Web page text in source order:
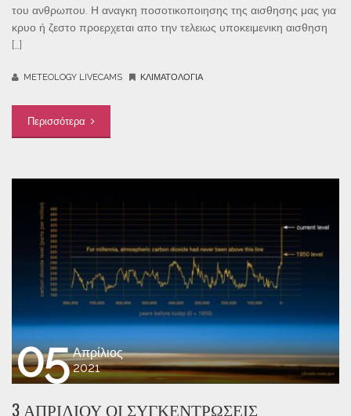
του ανθρωπου. Η αναγκη ποσοτικοποιησης της αισθησης μας για
κρυο ή ζεστο προερχεται απο την τελειως υποκειμενικη αισθηση
[…]
METEOLOGY LIVECAMS ΚΛΙΜΑΤΟΛΟΓΊΑ
Περισσότερα
05 Απρίλιος
2021
3 ΑΠΡΙΛΊΟΥ ΟΙ ΣΥΓΚΕΝΤΡΏΣΕΙΣ